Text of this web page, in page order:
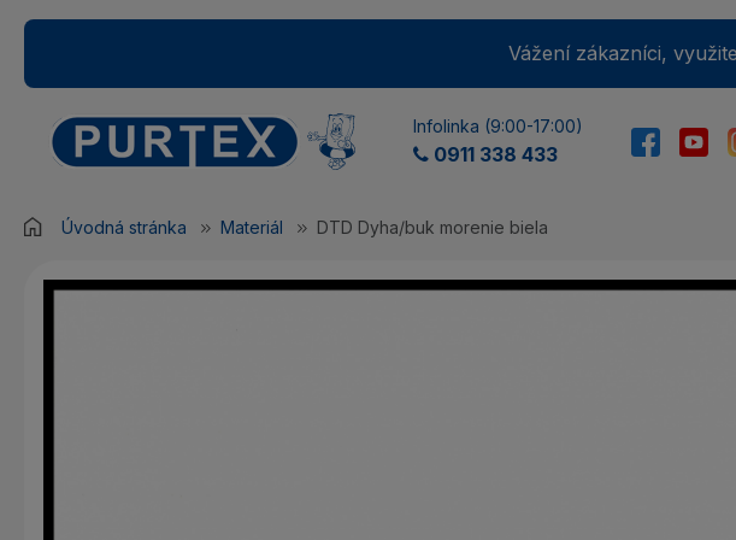
Vážení zákazníci,
Infolinka (9:00-17:00)
0911 338 433
Úvodná stránka Materiál DTD Dyha/buk morenie biela